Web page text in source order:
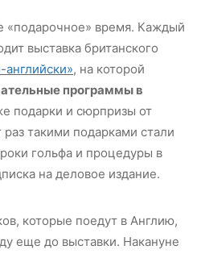
«подарочное» время. Каждый
выставка британского
английски», на которой
программы в
подарки и сюрпризы от
такими подарками стали
гольфа и процедуры в
на деловое издание.
которые поедут в Англию,
еще до выставки. Накануне